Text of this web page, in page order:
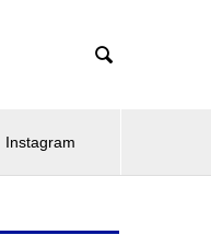

Instagram